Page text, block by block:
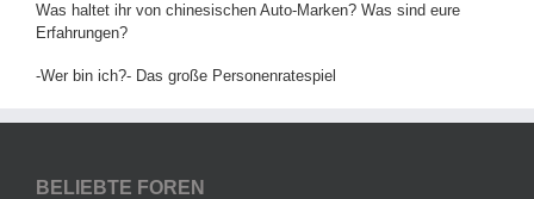
Was haltet ihr von chinesischen Auto-Marken? Was sind eure
Erfahrungen?
-Wer bin ich?- Das große Personenratespiel
BELIEBTE FOREN